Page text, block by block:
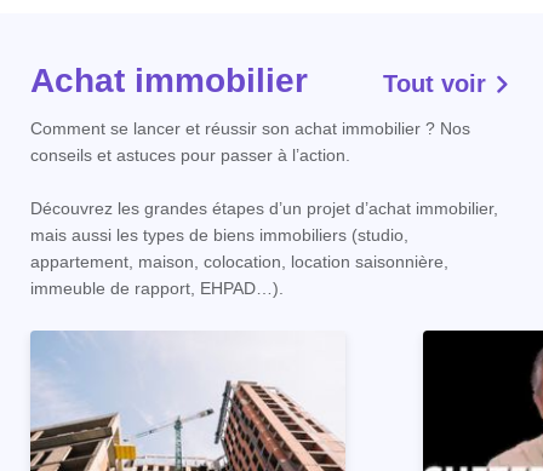
Achat immobilier Tout voir
Comment se lancer et réussir son achat immobilier ? Nos
conseils et astuces pour passer à l’action.
Découvrez les grandes étapes d’un projet d’achat immobilier,
mais aussi les types de biens immobiliers (studio,
appartement, maison, colocation, location saisonnière,
immeuble de rapport, EHPAD…).